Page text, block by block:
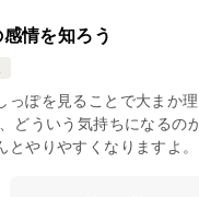
情を知ろう
っぽを見ることで大まか
どういう気持ちになるの
やりやすくなりますよ。